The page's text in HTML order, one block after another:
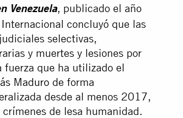
Venezuela, publicado el año
concluyó que las
selectivas,
y muertes y lesiones por
fuerza que ha utilizado el
Maduro de forma
desde al menos 2017,
de lesa humanidad.